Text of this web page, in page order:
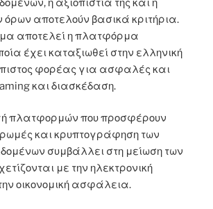
η αξιοπιστία της και η
αποτελούν βασικά κριτήρια.
αποτελεί η πλατφόρμα
έχει καταξιωθεί στην ελληνική
φορέας για ασφαλές και
και διασκέδαση.
πλατφορμών που προσφέρουν
και κρυπτογράφηση των
συμβάλλει στη μείωση των
με την ηλεκτρονική
οικονομική ασφάλεια.